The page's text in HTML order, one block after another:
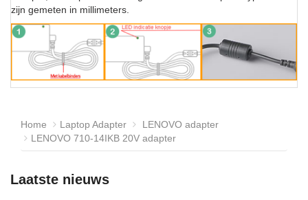
zijn gemeten in millimeters.
Home Laptop Adapter
LENOVO adapter
LENOVO 710-14IKB 20V adapter
Laatste nieuws